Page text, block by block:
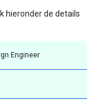
hieronder de details
Engineer